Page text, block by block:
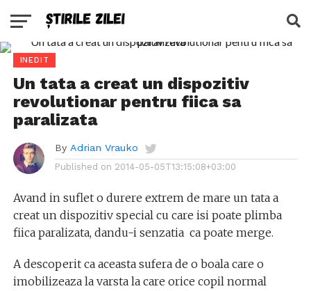
INEDIT
Un tata a creat un dispozitiv
revolutionar pentru fiica sa
paralizata
By Adrian Vrauko
Published on 2014-05-05T13:15:08+03:00
Avand in suflet o durere extrem de mare un tata a
creat un dispozitiv special cu care isi poate plimba
fiica paralizata, dandu-i senzatia ca poate merge.
A descoperit ca aceasta sufera de o boala care o
imobilizeaza la varsta la care orice copil normal